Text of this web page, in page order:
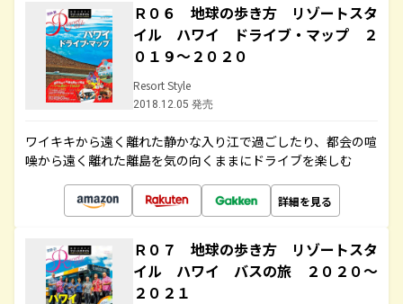
Ｒ０６ 地球の歩き方 リゾートスタ
イル ハワイ ドライブ・マップ ２
０１９～２０２０
Resort Style
2018.12.05 発売
ワイキキから遠く離れた静かな入り江で過ごしたり、都会の喧
噪から遠く離れた離島を気の向くままにドライブを楽しむ
詳細を見る
Ｒ０７ 地球の歩き方 リゾートスタ
イル ハワイ バスの旅 ２０２０～
２０２１